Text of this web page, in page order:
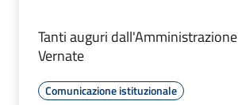
Tanti auguri
Vernate
Comunicazione istituzionale